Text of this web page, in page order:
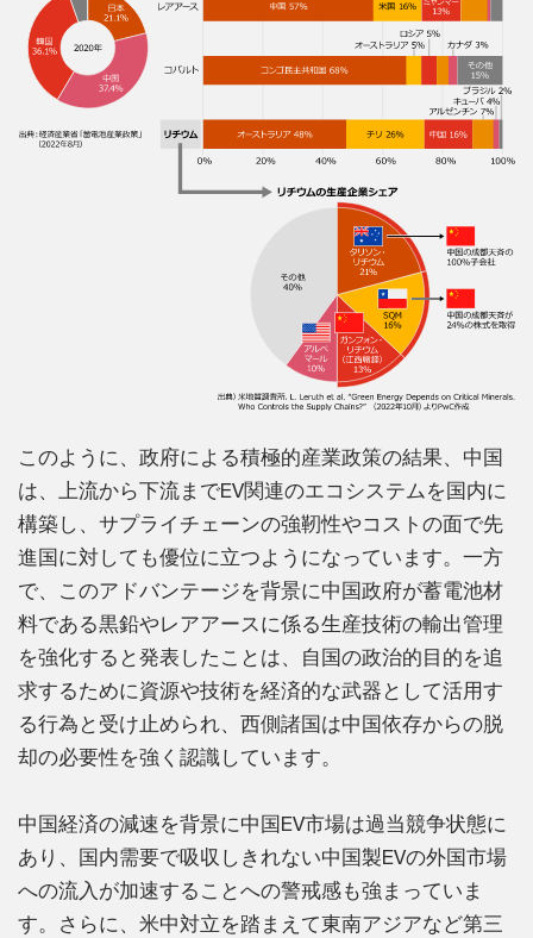
このように、政府による積極的産業政策の結果、中国
は、上流から下流までEV関連のエコシステムを国内に
構築し、サプライチェーンの強靭性やコストの面で先
進国に対しても優位に立つようになっています。一方
で、このアドバンテージを背景に中国政府が蓄電池材
料である黒鉛やレアアースに係る生産技術の輸出管理
を強化すると発表したことは、自国の政治的目的を追
求するために資源や技術を経済的な武器として活用す
る行為と受け止められ、西側諸国は中国依存からの脱
却の必要性を強く認識しています。
中国経済の減速を背景に中国EV市場は過当競争状態に
あり、国内需要で吸収しきれない中国製EVの外国市場
への流入が加速することへの警戒感も強まっていま
す。さらに、米中対立を踏まえて東南アジアなど第三